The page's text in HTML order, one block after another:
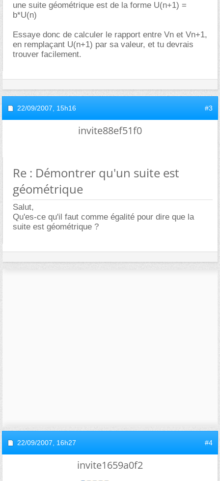
une suite géométrique est de la forme U(n+1) =
b*U(n)
Essaye donc de calculer le rapport entre Vn et Vn+1,
en remplaçant U(n+1) par sa valeur, et tu devrais
trouver facilement.
22/09/2007, 15h16 #3
invite88ef51f0
Re : Démontrer qu'un suite est
géométrique
Salut,
Qu'es-ce qu'il faut comme égalité pour dire que la
suite est géométrique ?
22/09/2007, 16h27 #4
invite1659a0f2